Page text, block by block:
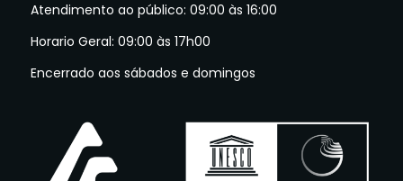
Atendimento ao público: 09:00 às 16:00
Horario Geral: 09:00 às 17h00
Encerrado aos sábados e domingos